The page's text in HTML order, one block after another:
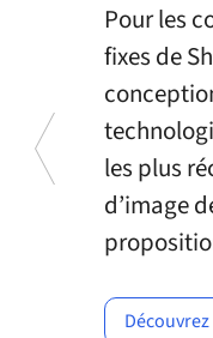
Pour les
fixes de
les plus
d’image